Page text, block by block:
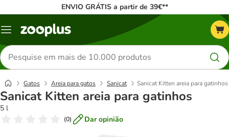
ENVIO GRÁTIS a partir de 39€**
Menu
Pesquisar
produtos
Gatos Areia para gatos Sanicat Sanicat Kitten areia para gatinhos
Sanicat Kitten areia para gatinhos
5 l
(0) Dar opinião